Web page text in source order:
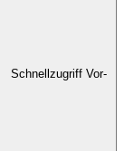
Schnellzugriff Vor-